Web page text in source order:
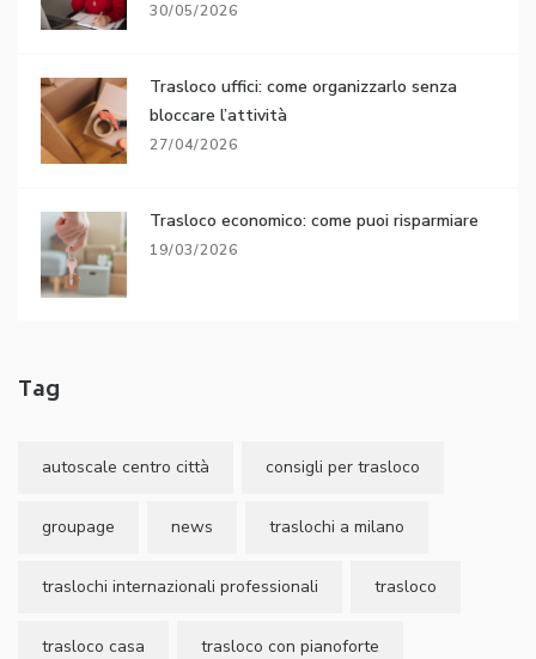
30/05/2026
Trasloco uffici: come organizzarlo senza
bloccare l’attività
27/04/2026
Trasloco economico: come puoi risparmiare
19/03/2026
Tag
autoscale centro città consigli per trasloco
groupage news traslochi a milano
traslochi internazionali professionali trasloco
trasloco casa trasloco con pianoforte